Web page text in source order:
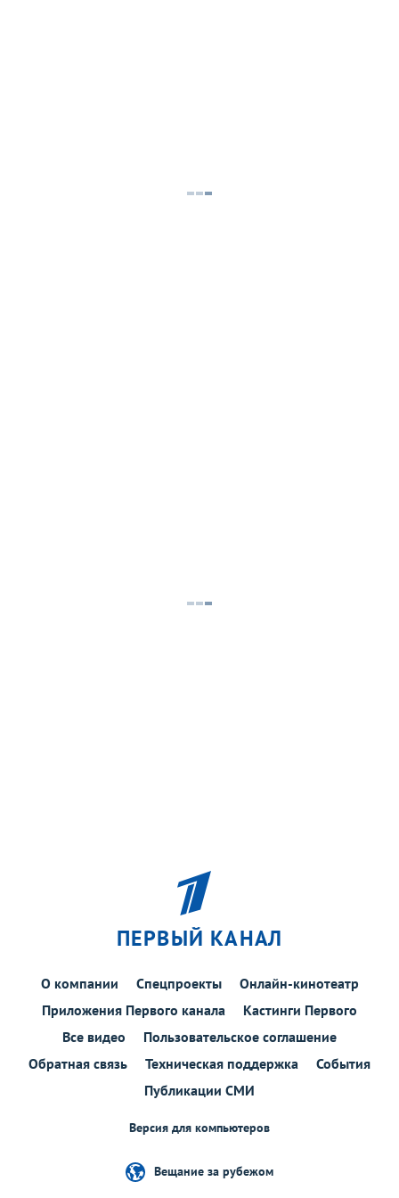
ПЕРВЫЙ КАНАЛ
О компании Спецпроекты
Онлайн-кинотеатр
Приложения Первого канала
Кастинги Первого
Все видео
Пользовательское соглашение
Обратная связь
Техническая поддержка
События
Публикации СМИ
Версия для компьютеров
Вещание за рубежом